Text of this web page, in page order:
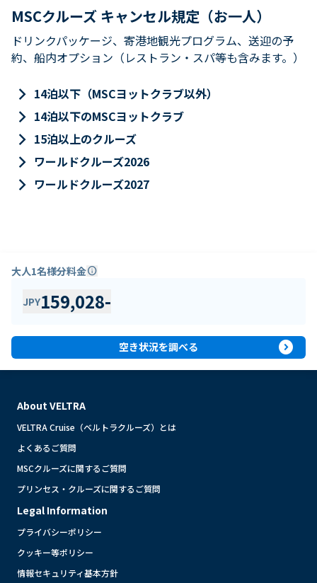
MSCクルーズ キャンセル規定（お一人）
ドリンクパッケージ、寄港地観光プログラム、送迎の予
約、船内オプション（レストラン・スパ等も含みます。）
keyboard_arrow_right 14泊以下（MSCヨットクラブ以外）
keyboard_arrow_right 14泊以下のMSCヨットクラブ
keyboard_arrow_right 15泊以上のクルーズ
keyboard_arrow_right ワールドクルーズ2026
keyboard_arrow_right ワールドクルーズ2027
大人1名様分料金info
JPY159,028-
空き状況を調べる expand_circle_right
About VELTRA
VELTRA Cruise（ベルトラクルーズ）とは
よくあるご質問
MSCクルーズに関するご質問
プリンセス・クルーズに関するご質問
Legal Information
プライバシーポリシー
クッキー等ポリシー
情報セキュリティ基本方針